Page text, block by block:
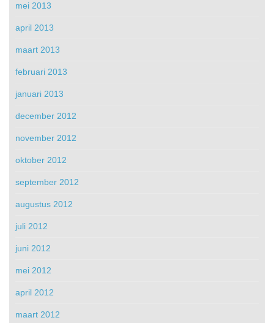
mei 2013
april 2013
maart 2013
februari 2013
januari 2013
december 2012
november 2012
oktober 2012
september 2012
augustus 2012
juli 2012
juni 2012
mei 2012
april 2012
maart 2012